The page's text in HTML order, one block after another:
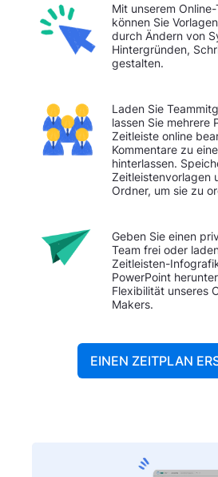
Mit unserem
können Sie
durch Ändern von
Hintergründen,
gestalten.
Laden Sie
lassen Sie mehrere
Zeitleiste online
Kommentare zu
hinterlassen.
Zeitleistenvorlagen
Ordner, um sie zu
Geben Sie einen
Team frei oder
Zeitleisten-
PowerPoint
Flexibilität unseres
Makers.
EINEN ZEITPLAN